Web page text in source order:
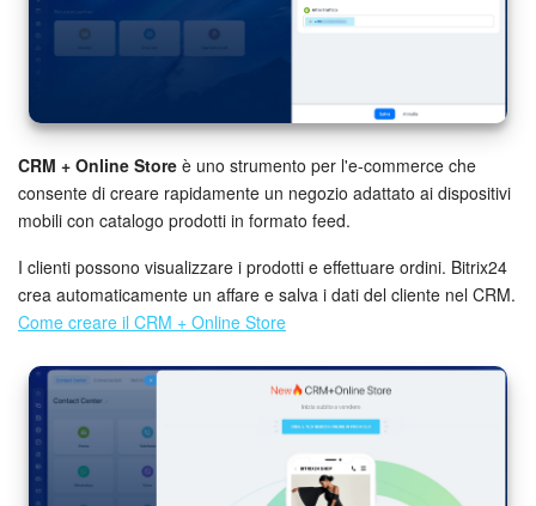
CRM + Online Store è uno strumento per l'e-commerce che
consente di creare rapidamente un negozio adattato ai dispositivi
mobili con catalogo prodotti in formato feed.
I clienti possono visualizzare i prodotti e effettuare ordini. Bitrix24
crea automaticamente un affare e salva i dati del cliente nel CRM.
Come creare il CRM + Online Store